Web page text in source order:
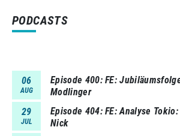
PODCASTS
06
AUG
Episode 400 FE:
Modlinger
29
JUL
Episode 404 FE: Analyse
Nick